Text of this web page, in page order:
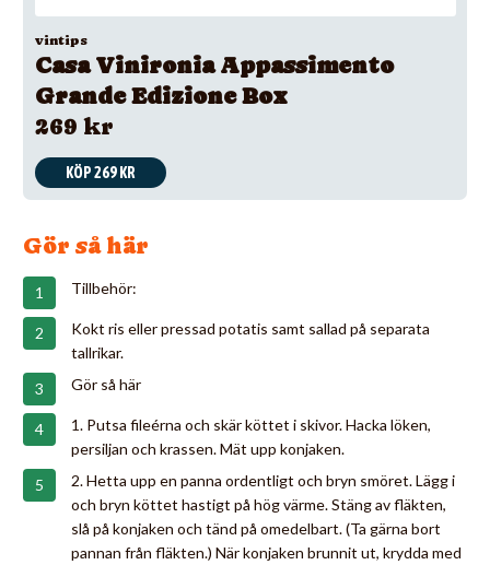
vintips
Casa Vinironia Appassimento
Grande Edizione Box
269 kr
KÖP 269 KR
Gör så här
Tillbehör:
Kokt ris eller pressad potatis samt sallad på separata
tallrikar.
Gör så här
1. Putsa fileérna och skär köttet i skivor. Hacka löken,
persiljan och krassen. Mät upp konjaken.
2. Hetta upp en panna ordentligt och bryn smöret. Lägg i
och bryn köttet hastigt på hög värme. Stäng av fläkten,
slå på konjaken och tänd på omedelbart. (Ta gärna bort
pannan från fläkten.) När konjaken brunnit ut, krydda med